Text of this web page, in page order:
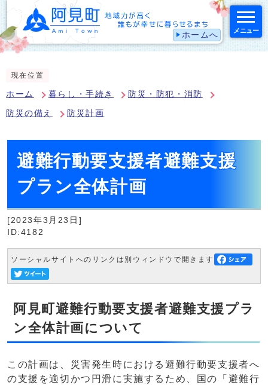
ホームへ メニュー
現在位置
ホーム 暮らし・手続き 防災・防犯・消防
防災の備え 防災計画
避難行動要支援者避難支援
プラン全体計画
[2023年3月23日]
ID:4182
ソーシャルサイトへのリンクは別ウィンドウで開きます
阿見町避難行動要支援者避難支援プラ
ン全体計画について
この計画は、災害発生時における避難行動要支援者へ
の支援を適切かつ円滑に実施するため、国の「避難行